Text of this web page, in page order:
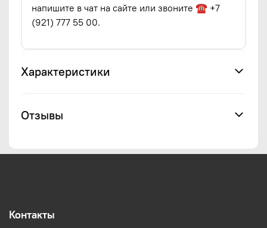
напишите в чат на сайте или звоните ☎ +7
(921) 777 55 00.
Характеристики
Отзывы
Контакты